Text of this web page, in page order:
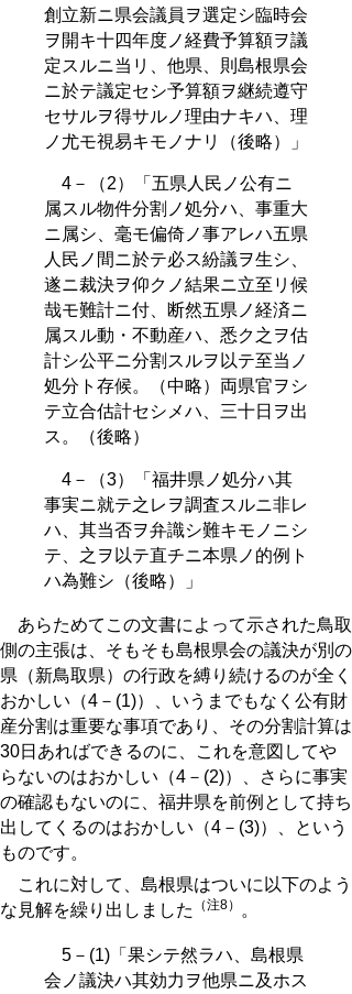
創立新ニ県会議員ヲ選定シ臨時会
ヲ開キ十四年度ノ経費予算額ヲ議
定スルニ当リ、他県、則島根県会
ニ於テ議定セシ予算額ヲ継続遵守
セサルヲ得サルノ理由ナキハ、理
ノ尤モ視易キモノナリ（後略）」
4－（2）「五県人民ノ公有ニ
属スル物件分割ノ処分ハ、事重大
ニ属シ、毫モ偏倚ノ事アレハ五県
人民ノ間ニ於テ必ス紛議ヲ生シ、
遂ニ裁決ヲ仰クノ結果ニ立至リ候
哉モ難計ニ付、断然五県ノ経済ニ
属スル動・不動産ハ、悉ク之ヲ估
計シ公平ニ分割スルヲ以テ至当ノ
処分ト存候。（中略）両県官ヲシ
テ立合估計セシメハ、三十日ヲ出
ス。（後略）
4－（3）「福井県ノ処分ハ其
事実ニ就テ之レヲ調査スルニ非レ
ハ、其当否ヲ弁識シ難キモノニシ
テ、之ヲ以テ直チニ本県ノ的例ト
ハ為難シ（後略）」
あらためてこの文書によって示された鳥取
側の主張は、そもそも島根県会の議決が別の
県（新鳥取県）の行政を縛り続けるのが全く
おかしい（4－(1)）、いうまでもなく公有財
産分割は重要な事項であり、その分割計算は
30日あればできるのに、これを意図してや
らないのはおかしい（4－(2)）、さらに事実
の確認もないのに、福井県を前例として持ち
出してくるのはおかしい（4－(3)）、という
ものです。
これに対して、島根県はついに以下のよう
な見解を繰り出しました
（注8） 。
5－(1)「果シテ然ラハ、島根県
会ノ議決ハ其効力ヲ他県ニ及ホス